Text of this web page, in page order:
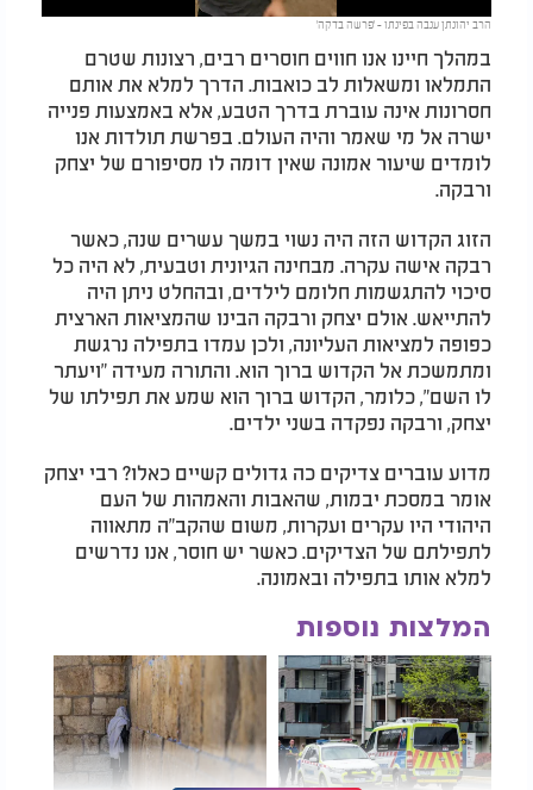
Video
הרב יהונתן ענבה בפינתו - 'פרשה בדקה'
במהלך חיינו אנו חווים חוסרים רבים, רצונות שטרם
התמלאו ומשאלות לב כואבות. הדרך למלא את אותם
חסרונות אינה עוברת בדרך הטבע, אלא באמצעות פנייה
ישרה אל מי שאמר והיה העולם. בפרשת תולדות אנו
לומדים שיעור אמונה שאין דומה לו מסיפורם של יצחק
ורבקה.
הזוג הקדוש הזה היה נשוי במשך עשרים שנה, כאשר
רבקה אישה עקרה. מבחינה הגיונית וטבעית, לא היה כל
סיכוי להתגשמות חלומם לילדים, ובהחלט ניתן היה
להתייאש. אולם יצחק ורבקה הבינו שהמציאות הארצית
כפופה למציאות העליונה, ולכן עמדו בתפילה נרגשת
ומתמשכת אל הקדוש ברוך הוא. והתורה מעידה "ויעתר
לו השם", כלומר, הקדוש ברוך הוא שמע את תפילתו של
יצחק, ורבקה נפקדה בשני ילדים.
מדוע עוברים צדיקים כה גדולים קשיים כאלו? רבי יצחק
אומר במסכת יבמות, שהאבות והאמהות של העם
היהודי היו עקרים ועקרות, משום שהקב"ה מתאווה
לתפילתם של הצדיקים. כאשר יש חוסר, אנו נדרשים
למלא אותו בתפילה ובאמונה.
המלצות נוספות